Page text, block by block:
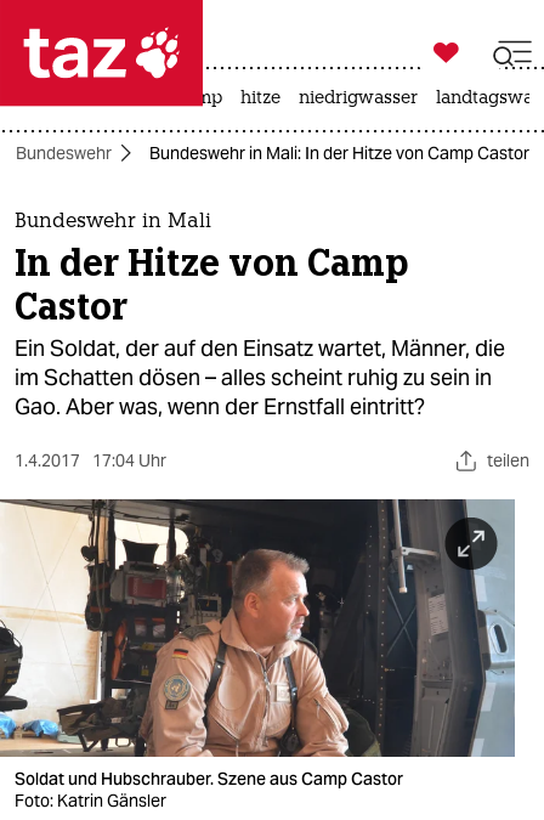
 taz zahl ich
taz zahl ich
themen
politik
öko
gesellschaft
sport
nord
wahrheit
verlag
verlag
veranstaltungen

taz zahl ich
usa unter trump hitze niedrigwasser
Bundeswehr Bundeswehr in Mali: In der Hitze von Camp Castor
Bundeswehr in Mali
In der Hitze von Camp
Castor
Ein Soldat, der auf den Einsatz wartet, Männer, die
im Schatten dösen – alles scheint ruhig zu sein in
Gao. Aber was, wenn der Ernstfall eintritt?
1.4.2017 17:04 Uhr teilen
Soldat und Hubschrauber. Szene aus Camp Castor
Foto: Katrin Gänsler